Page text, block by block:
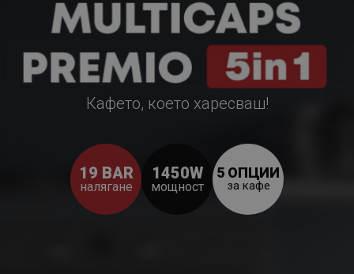
Кафето, което харесваш!
19 BAR
налягане
1450W
мощност
5 ОПЦИИ
за кафе